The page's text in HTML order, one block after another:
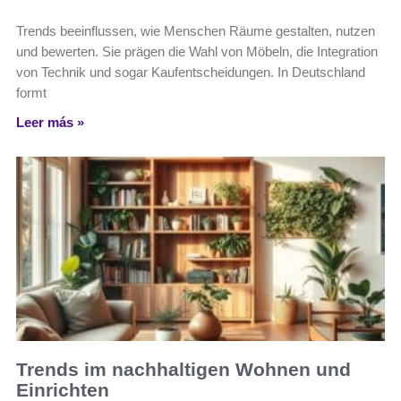
Trends beeinflussen, wie Menschen Räume gestalten, nutzen
und bewerten. Sie prägen die Wahl von Möbeln, die Integration
von Technik und sogar Kaufentscheidungen. In Deutschland
formt
Leer más »
Trends im nachhaltigen Wohnen und
Einrichten